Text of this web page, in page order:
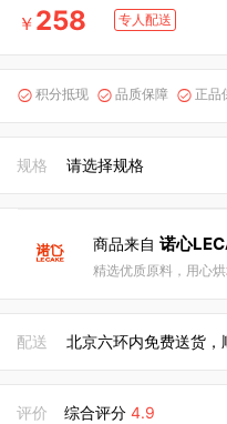
￥ 258 专人配送
 积分抵现  品质保障  正品
规格 请选择规格
商品来自 诺心
精选优质原料，用心烘
配送 北京六环内免费送货，
评价 综合评分 4.9